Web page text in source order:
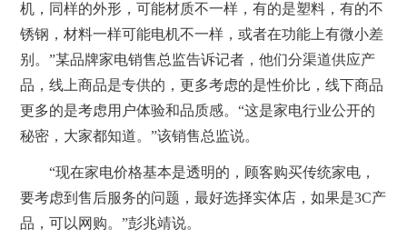
机，同样的外形，可能材质不一样，有的是塑料，有的不
锈钢，材料一样可能电机不一样，或者在功能上有微小差
别。”某品牌家电销售总监告诉记者，他们分渠道供应产
品，线上商品是专供的，更多考虑的是性价比，线下商品
更多的是考虑用户体验和品质感。“这是家电行业公开的
秘密，大家都知道。”该销售总监说。
“现在家电价格基本是透明的，顾客购买传统家电，
要考虑到售后服务的问题，最好选择实体店，如果是3C产
品，可以网购。”彭兆靖说。